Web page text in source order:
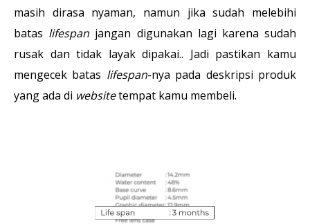
masih dirasa nyaman, namun jika sudah melebihi
batas lifespan jangan digunakan lagi karena sudah
rusak dan tidak layak dipakai.. Jadi pastikan kamu
mengecek batas lifespan-nya pada deskripsi produk
yang ada di websitetempat kamu membeli.